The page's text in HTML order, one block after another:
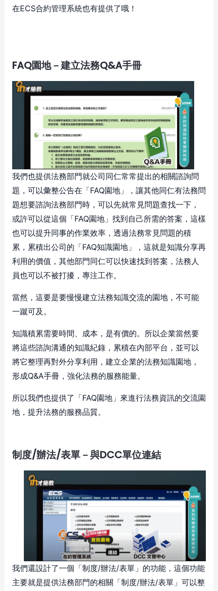
在ECS合約管理系統也有提供了哦！
FAQ園地－建立法務Q&A手冊
我們也提供法務部門就公司同仁常常提出的相關諮詢問
題，可以彙整公告在「FAQ園地」，讓其他同仁有法務問
題想要諮詢法務部門時，可以先就常見問題查找一下，
或許可以從這個「FAQ園地」找到自己所需的答案，這樣
也可以提升同事的作業效率，透過法務常見問題的積
累，累積出公司的「FAQ知識園地」，這就是知識分享再
利用的價值，其他部門同仁可以快速找到答案，法務人
員也可以不被打擾，專注工作。
當然，這要是要慢慢建立法務知識交流的園地，不可能
一蹴可及。
知識積累需要時間、成本，是有價的。所以企業當然要
將這些諮詢溝通的知識紀錄，累積在內部平台，並可以
將它整理再對外分享利用，建立企業的法務知識園地，
形成Q&A手冊，強化法務的服務能量。
所以我們也提供了「FAQ園地」來進行法務資訊的交流園
地，提升法務的服務品質。
制度/辦法/表單－與DCC單位連結
我們還設計了一個「制度/辦法/表單」的功能，這個功能
主要就是提供法務部門的相關「制度/辦法/表單」可以整